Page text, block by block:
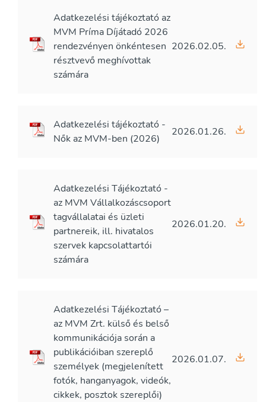
Adatkezelési tájékoztató az
MVM Príma Díjátadó 2026
rendezvényen önkéntesen
résztvevő meghívottak
számára
2026.02.05.
Adatkezelési tájékoztató -
Nők az MVM-ben (2026)
2026.01.26.
Adatkezelési Tájékoztató -
az MVM Vállalkozáscsoport
tagvállalatai és üzleti
partnereik, ill. hivatalos
szervek kapcsolattartói
számára
2026.01.20.
Adatkezelési Tájékoztató –
az MVM Zrt. külső és belső
kommunikációja során a
publikációiban szereplő
személyek (megjelenített
fotók, hanganyagok, videók,
cikkek, posztok szereplői)
2026.01.07.